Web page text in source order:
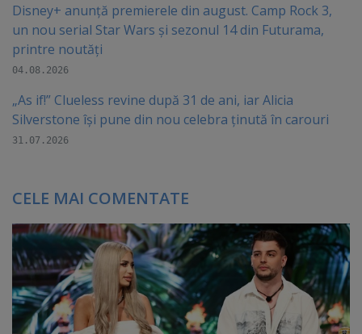
Disney+ anunță premierele din august. Camp Rock 3,
un nou serial Star Wars și sezonul 14 din Futurama,
printre noutăți
04.08.2026
„As if!” Clueless revine după 31 de ani, iar Alicia
Silverstone își pune din nou celebra ținută în carouri
31.07.2026
CELE MAI COMENTATE